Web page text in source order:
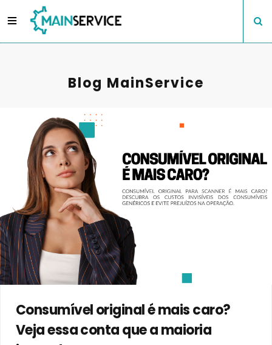
Blog MainService
Consumível original é mais caro?
Veja essa conta que a maioria